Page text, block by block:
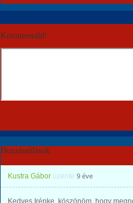
Kommentáld!
Hozzászólások
Kustra Gábor üzente 9 éve
Kedves Irénke, köszönöm, hogy